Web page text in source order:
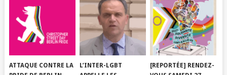
ATTAQUE CONTRE LA
L’INTER-LGBT
[REPORTÉE] RENDEZ-